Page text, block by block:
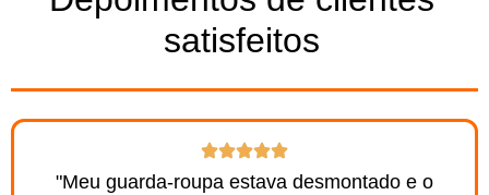
satisfeitos
"Meu guarda-roupa estava desmontado e o